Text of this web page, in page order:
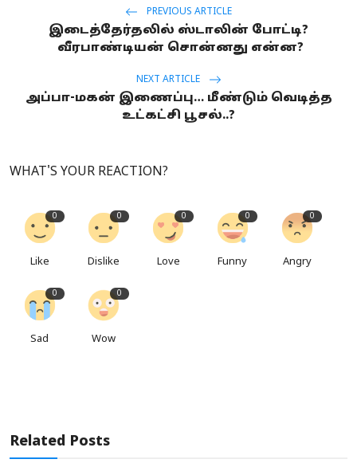
PREVIOUS ARTICLE
இடைத்தேர்தலில் ஸ்டாலின் போட்டி?
வீரபாண்டியன் சொன்னது என்ன?
NEXT ARTICLE
அப்பா-மகன் இணைப்பு… மீண்டும் வெடித்த
உட்கட்சி பூசல்..?
WHAT'S YOUR REACTION?
0
Like
0
Dislike
0
Love
0
Funny
0
Angry
0
Sad
0
Wow
Related Posts